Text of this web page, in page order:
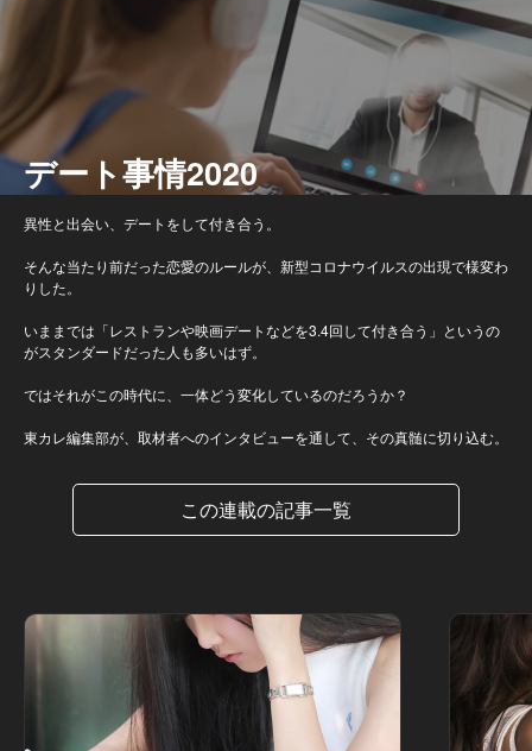
デート事情2020
異性と出会い、デートをして付き合う。
そんな当たり前だった恋愛のルールが、新型コロナウイルスの出現で様変わ
りした。
いままでは「レストランや映画デートなどを3.4回して付き合う」というの
がスタンダードだった人も多いはず。
ではそれがこの時代に、一体どう変化しているのだろうか？
東カレ編集部が、取材者へのインタビューを通して、その真髄に切り込む。
この連載の記事一覧